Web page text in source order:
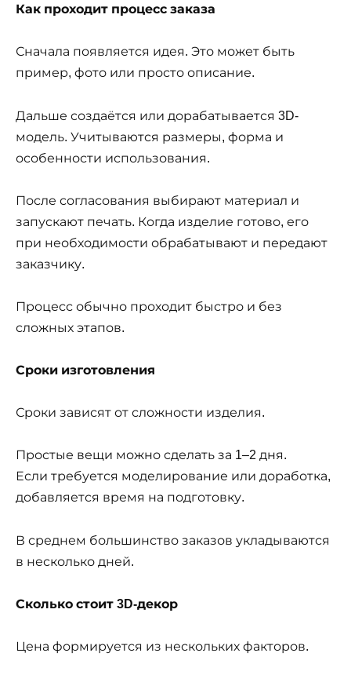
Как проходит процесс заказа
Сначала появляется идея. Это может быть
пример, фото или просто описание.
Дальше создаётся или дорабатывается 3D-
модель. Учитываются размеры, форма и
особенности использования.
После согласования выбирают материал и
запускают печать. Когда изделие готово, его
при необходимости обрабатывают и передают
заказчику.
Процесс обычно проходит быстро и без
сложных этапов.
Сроки изготовления
Сроки зависят от сложности изделия.
Простые вещи можно сделать за 1–2 дня.
Если требуется моделирование или доработка,
добавляется время на подготовку.
В среднем большинство заказов укладываются
в несколько дней.
Сколько стоит 3D-декор
Цена формируется из нескольких факторов.